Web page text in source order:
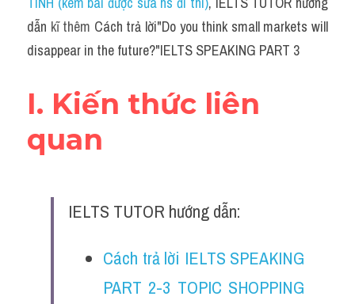
dẫn kĩ thêm Cách trả lời"Do you think small markets will
disappear in the future?"IELTS SPEAKING PART 3
I. Kiến thức liên
quan
IELTS TUTOR hướng dẫn:
Cách trả lời IELTS SPEAKING
PART 2-3 TOPIC SHOPPING